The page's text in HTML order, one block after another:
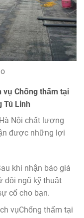
Chống thấm tại
Tú Linh
Nội chất lượng
được những lợi
khi nhận báo giá
đội ngũ kỹ thuật
cố cho bạn.
vụChống thấm tại